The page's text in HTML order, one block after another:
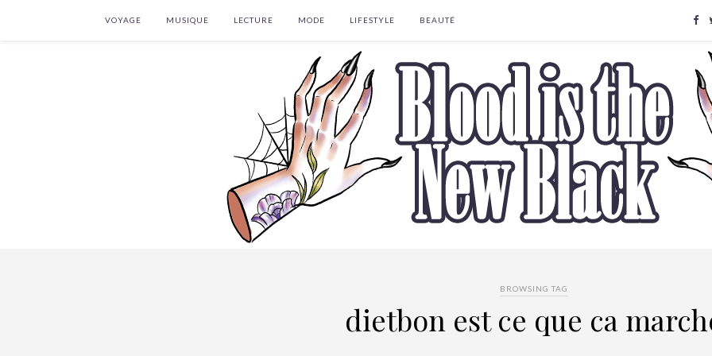
VOYAGE MUSIQUE LECTURE MODE LIFESTYLE BEAUTÉ
BROWSING TAG
dietbon est ce que ca